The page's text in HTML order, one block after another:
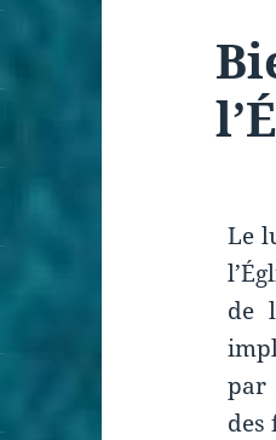
Le
de
par
des